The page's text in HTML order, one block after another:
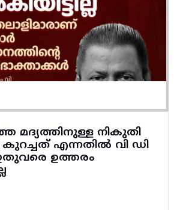
മദ്യത്തിനുള്ള നികുതി
എന്നതിൽ വി ഡി
ഉത്തരം